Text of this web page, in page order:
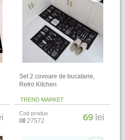
​Set 2 covoare de bucatarie,
Retro Kitchen
TREND MARKET
Cod produs
27572 69 lei